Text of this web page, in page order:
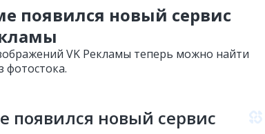
появился новый сервис
VK Рекламы теперь можно найти
фотостока.
появился новый сервис